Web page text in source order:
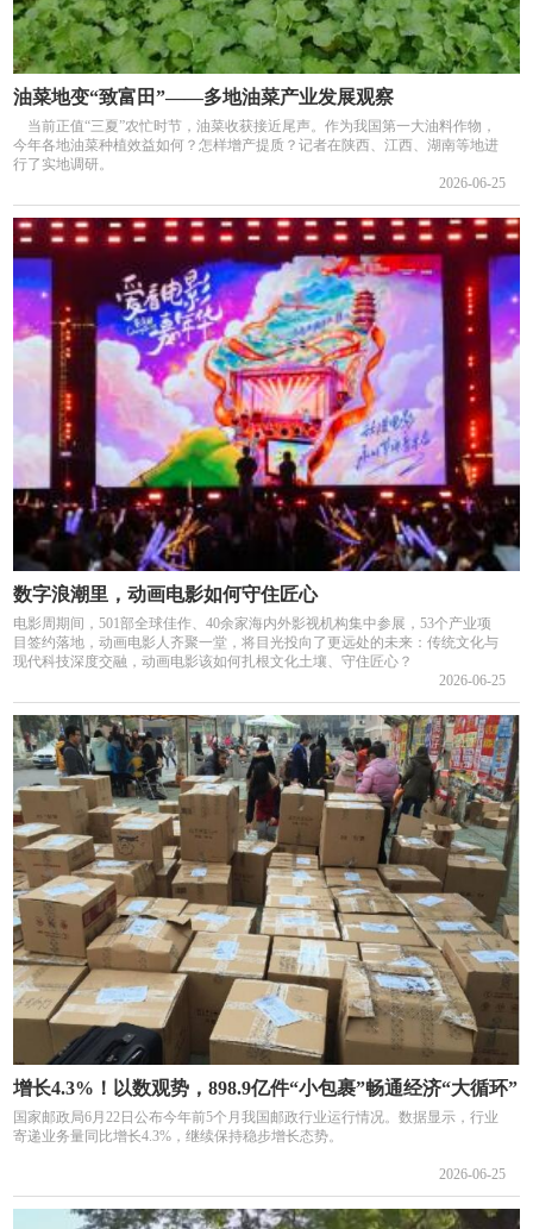
油菜地变“致富田”——多地油菜产业发展观察
当前正值“三夏”农忙时节，油菜收获接近尾声。作为我国第一大油料作物，
今年各地油菜种植效益如何？怎样增产提质？记者在陕西、江西、湖南等地进
行了实地调研。
2026-06-25
数字浪潮里，动画电影如何守住匠心
电影周期间，501部全球佳作、40余家海内外影视机构集中参展，53个产业项
目签约落地，动画电影人齐聚一堂，将目光投向了更远处的未来：传统文化与
现代科技深度交融，动画电影该如何扎根文化土壤、守住匠心？
2026-06-25
增长4.3%！以数观势，898.9亿件“小包裹”畅通经济“大循环”
国家邮政局6月22日公布今年前5个月我国邮政行业运行情况。数据显示，行业
寄递业务量同比增长4.3%，继续保持稳步增长态势。
2026-06-25